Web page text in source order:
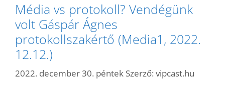
Média vs protokoll? Vendégünk
volt Gáspár Ágnes
protokollszakértő (Media1, 2022.
12.12.)
2022. december 30. péntek Szerző: vipcast.hu